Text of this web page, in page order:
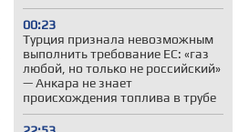
00:23
Турция признала невозможным
выполнить требование ЕС: «газ
любой, но только не российский»
— Анкара не знает
происхождения топлива в трубе